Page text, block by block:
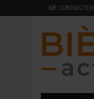
ME CONNECTER